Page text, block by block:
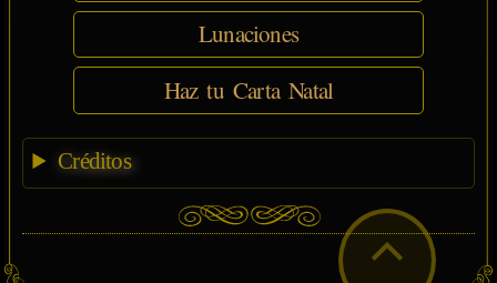
Lunaciones
Haz tu Carta Natal
Créditos